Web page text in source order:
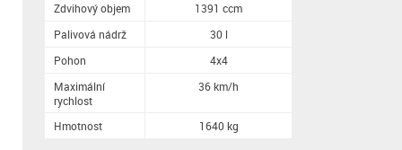
Zdvihový objem
Palivová nádrž
Pohon
Maximální
rychlost
Hmotnost
1391 ccm
30 l
4x4
36 km/h
1640 kg